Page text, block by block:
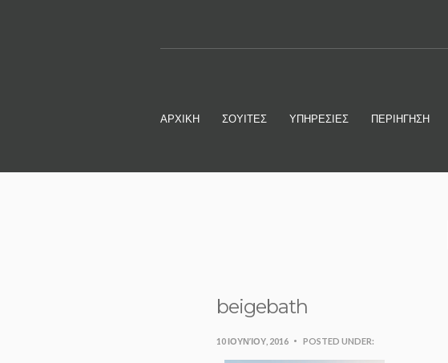
ΑΡΧΙΚΗ ΣΟΥΙΤΕΣ ΥΠΗΡΕΣΙΕΣ ΠΕΡΙΗΓΗΣΗ
beigebath
10 ΙΟΥΝΊΟΥ, 2016 POSTED UNDER: